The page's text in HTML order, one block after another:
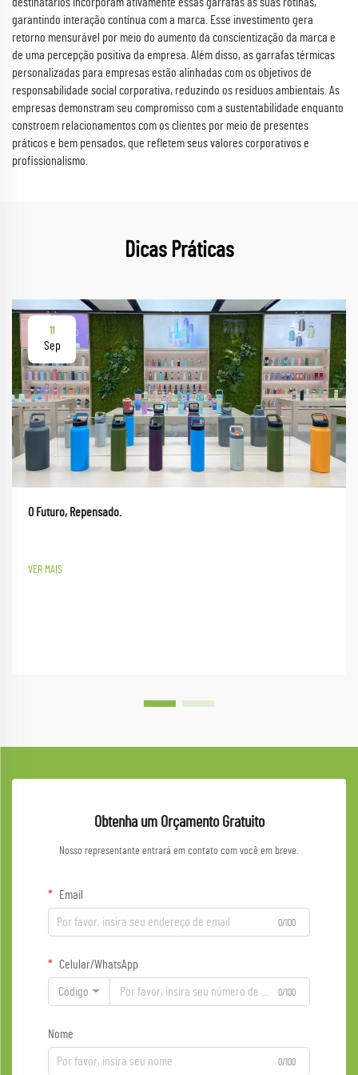
garantindo interação contínua com a marca. Esse investimento gera
retorno mensurável por meio do aumento da conscientização da marca e
de uma percepção positiva da empresa. Além disso, as garrafas térmicas
personalizadas para empresas estão alinhadas com os objetivos de
responsabilidade social corporativa, reduzindo os resíduos ambientais. As
empresas demonstram seu compromisso com a sustentabilidade enquanto
constroem relacionamentos com os clientes por meio de presentes
práticos e bem pensados, que refletem seus valores corporativos e
profissionalismo.
Dicas Práticas
11
Sep
O Futuro, Repensado.
VER MAIS
Obtenha um Orçamento Gratuito
Nosso representante entrará em contato com você em breve.
Email
0/100
Celular/WhatsApp
Código 0/100
Nome
0/100